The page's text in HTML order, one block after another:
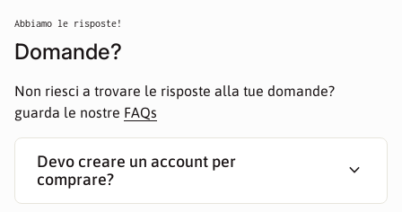
Abbiamo le risposte!
Domande?
Non riesci a trovare le risposte alla tue domande?
guarda le nostre FAQs
Devo creare un account per
comprare?
expand_more